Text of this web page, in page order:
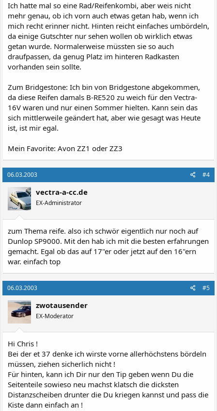
Ich hatte mal so eine Rad/Reifenkombi, aber weis nicht
mehr genau, ob ich vorn auch etwas getan hab, wenn ich
mich recht erinner nicht. Hinten reicht einfaches umbördeln,
da einige Gutschter nur sehen wollen ob wirklich etwas
getan wurde. Normalerweise müssten sie so auch
draufpassen, da genug Platz im hinteren Radkasten
vorhanden sein sollte.
Zum Bridgestone: Ich bin von Bridgestone abgekommen,
da diese Reifen damals B-RE520 zu weich für den Vectra-
16V waren und nur einen Sommer hielten. Kann sein das
sich mittlerweile geändert hat, aber wie gesagt was Heute
ist, ist mir egal.
Mein Favorite: Avon ZZ1 oder ZZ3
06.03.2003 #4
vectra-a-cc.de
EX-Administrator
zum Thema reife. also ich schwör eigentlich nur noch auf
Dunlop SP9000. Mit den hab ich mit die besten erfahrungen
gemacht. Egal ob das auf 17"er oder jetzt auf den 16"ern
war. einfach top
06.03.2003 #5
zwotausender
EX-Moderator
Hi Chris !
Bei der et 37 denke ich wirste vorne allerhöchstens bördeln
müssen, ziehen sicherlich nicht !
Für hinten, kann ich Dir nur den Tip geben wenn Du die
Seitenteile sowieso neu machst klatsch die dicksten
Distanzscheiben drunter die Du kriegen kannst und pass die
Kiste dann einfach an !